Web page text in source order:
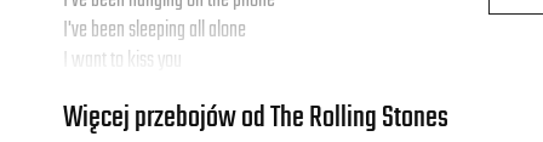
I've been sleeping all alone
I want to kiss you
Oooh oooh oooh oooh oooh oooh oooh
Więcej przebojów od The Rolling Stones